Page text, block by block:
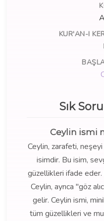
KUR'AN-I
Sık
Ceylin ismi
Ceylin, zarafeti,
isimdir. Bu isim,
güzellikleri ifade eder.
Ceylin, ayrıca "göz
gelir. Ceylin ismi,
tüm güzellikleri ve